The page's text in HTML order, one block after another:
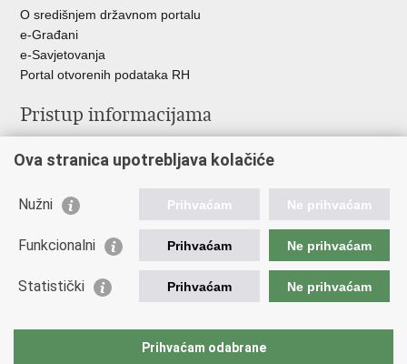
O središnjem državnom portalu
e-Građani
e-Savjetovanja
Portal otvorenih podataka RH
Pristup informacijama
Savjetovanje
Zapošljavanje
Odnosi s javnošću
Važne poveznice
Ministarstvo unutarnjih poslova
Ova stranica upotrebljava kolačiće
Nužni Prihvaćam Ne prihvaćam
Funkcionalni Prihvaćam Ne prihvaćam
Statistički Prihvaćam Ne prihvaćam
Prihvaćam odabrane